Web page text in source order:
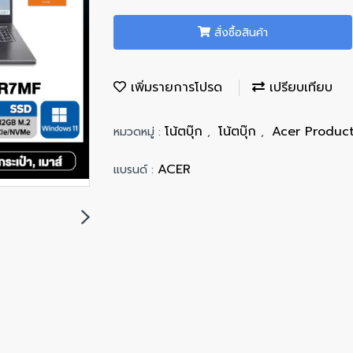
สั่งซื้อสินค้า
เพิ่มรายการโปรด เปรียบเทียบ
หมวดหมู่ : โน้ตบุ๊ก , โน้ตบุ๊ก , Acer
แบรนด์ : ACER